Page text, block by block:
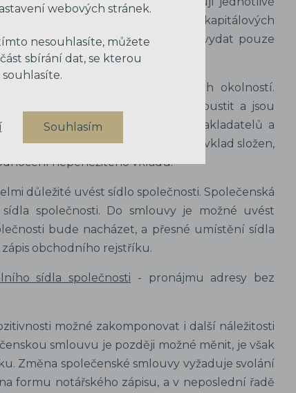
s podíly obchodovat, ne však na kapitálových
trhu. Kmenové listy je možné vydat pouze
smlouva obsahovat za každých okolností.
založení společnosti možné vypustit a jsou
výše vkladové povinnosti zakladatelů a
a správce vkladu, kterému má být vklad složen,
nepeněžitého vkladu.
důležité uvést sídlo společnosti. Společenská
společnosti. Do smlouvy je možné uvést
bude nacházet, a přesné umístění sídla
obchodního rejstříku.
sídla společnosti - pronájmu adresy bez
možné zakomponovat i další náležitosti
smlouvu je později možné měnit, je však
Změna společenské smlouvy vyžaduje svolání
formu notářského zápisu, a v neposlední řadě
webových stránek.
nesouhlasíte, můžete
sbírání dat, se kterou
souhlasíte.
Souhlasím